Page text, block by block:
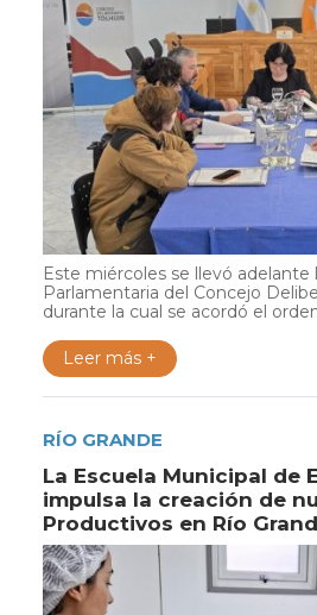
Este miércoles se llevó adelante
Parlamentaria del Concejo
durante la cual se acordó el
Leer más +
RÍO GRANDE
La Escuela Municipal de
impulsa la creación de
Productivos en Río